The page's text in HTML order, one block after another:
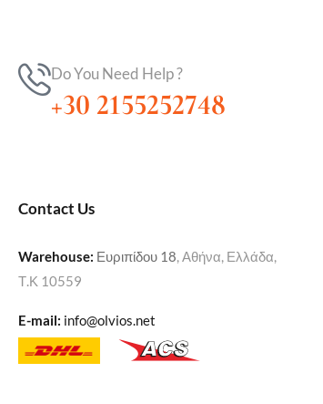
Do You Need Help ?
+30 2155252748
Contact Us
Warehouse: Ευριπίδου 18, Αθήνα, Ελλάδα,
Τ.Κ 10559
E-mail: info@olvios.net